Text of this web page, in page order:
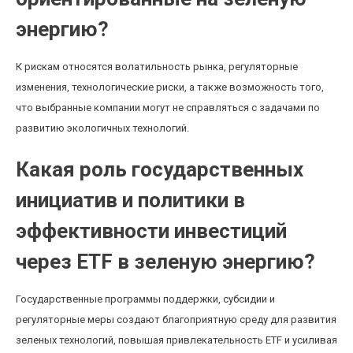
энергию?
К рискам относятся волатильность рынка, регуляторные
изменения, технологические риски, а также возможность того,
что выбранные компании могут не справляться с задачами по
развитию экологичных технологий.
Какая роль государственных
инициатив и политики в
эффективности инвестиций
через ETF в зеленую энергию?
Государственные программы поддержки, субсидии и
регуляторные меры создают благоприятную среду для развития
зеленых технологий, повышая привлекательность ETF и усиливая